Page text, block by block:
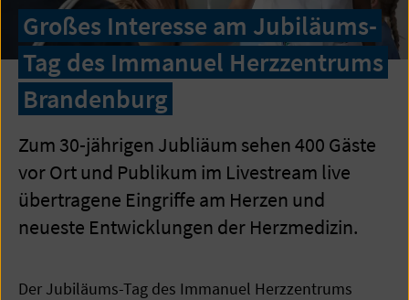
Großes Interesse am Jubiläums-
Tag des Immanuel Herzzentrums
Brandenburg
Zum 30-jährigen Jubliäum sehen 400 Gäste
vor Ort und Publikum im Livestream live
übertragene Eingriffe am Herzen und
neueste Entwicklungen der Herzmedizin.
Der Jubiläums-Tag des Immanuel Herzzentrums